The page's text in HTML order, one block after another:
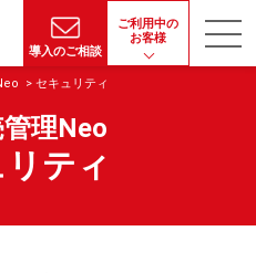
導入のご相談
ご利用中の
お客様
セキュリティ
理Neo
ティ